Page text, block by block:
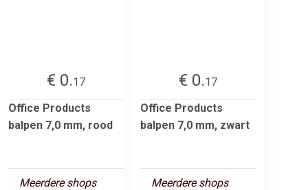
€ 0.17
Office Products
balpen 7,0 mm, rood
Meerdere shops
€ 0.17
Office Products
balpen 7,0 mm, zwart
Meerdere shops